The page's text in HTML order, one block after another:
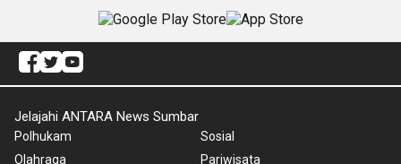
Jelajahi ANTARA News Sumbar
Polhukam
Olahraga
Sosial
Pariwisata